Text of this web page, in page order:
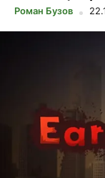
Роман Бузов